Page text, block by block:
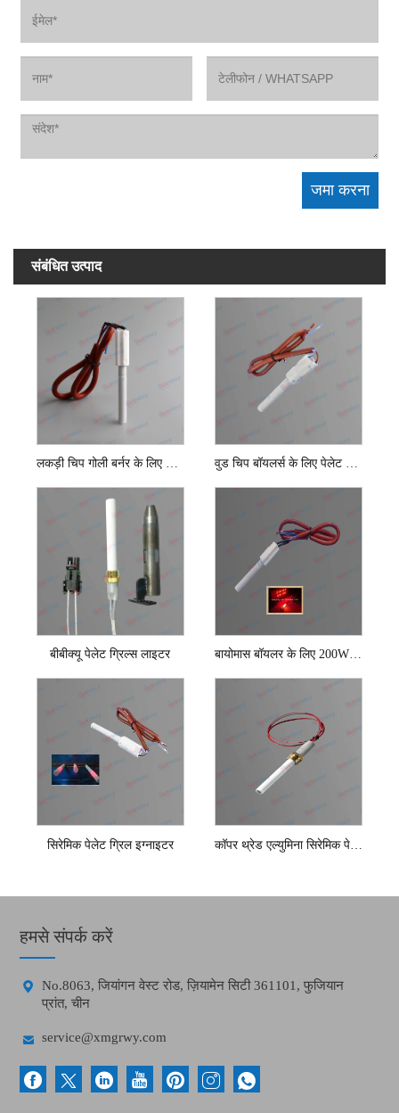
संबंधित उत्पाद
लकड़ी चिप गोली बर्नर के लिए सिरेमिक गोली आग लगना वुड चिप बॉयलर्स के लिए पेलेट स्टोव इग्नाइटर
बीबीक्यू पेलेट ग्रिल्स लाइटर
सिरेमिक पेलेट ग्रिल इग्नाइटर
हमसे संपर्क करें

No.8063, जियांगन वेस्ट रोड, ज़ियामेन सिटी 361101, फुजियान
प्रांत, चीन
 service@xmgrwy.com